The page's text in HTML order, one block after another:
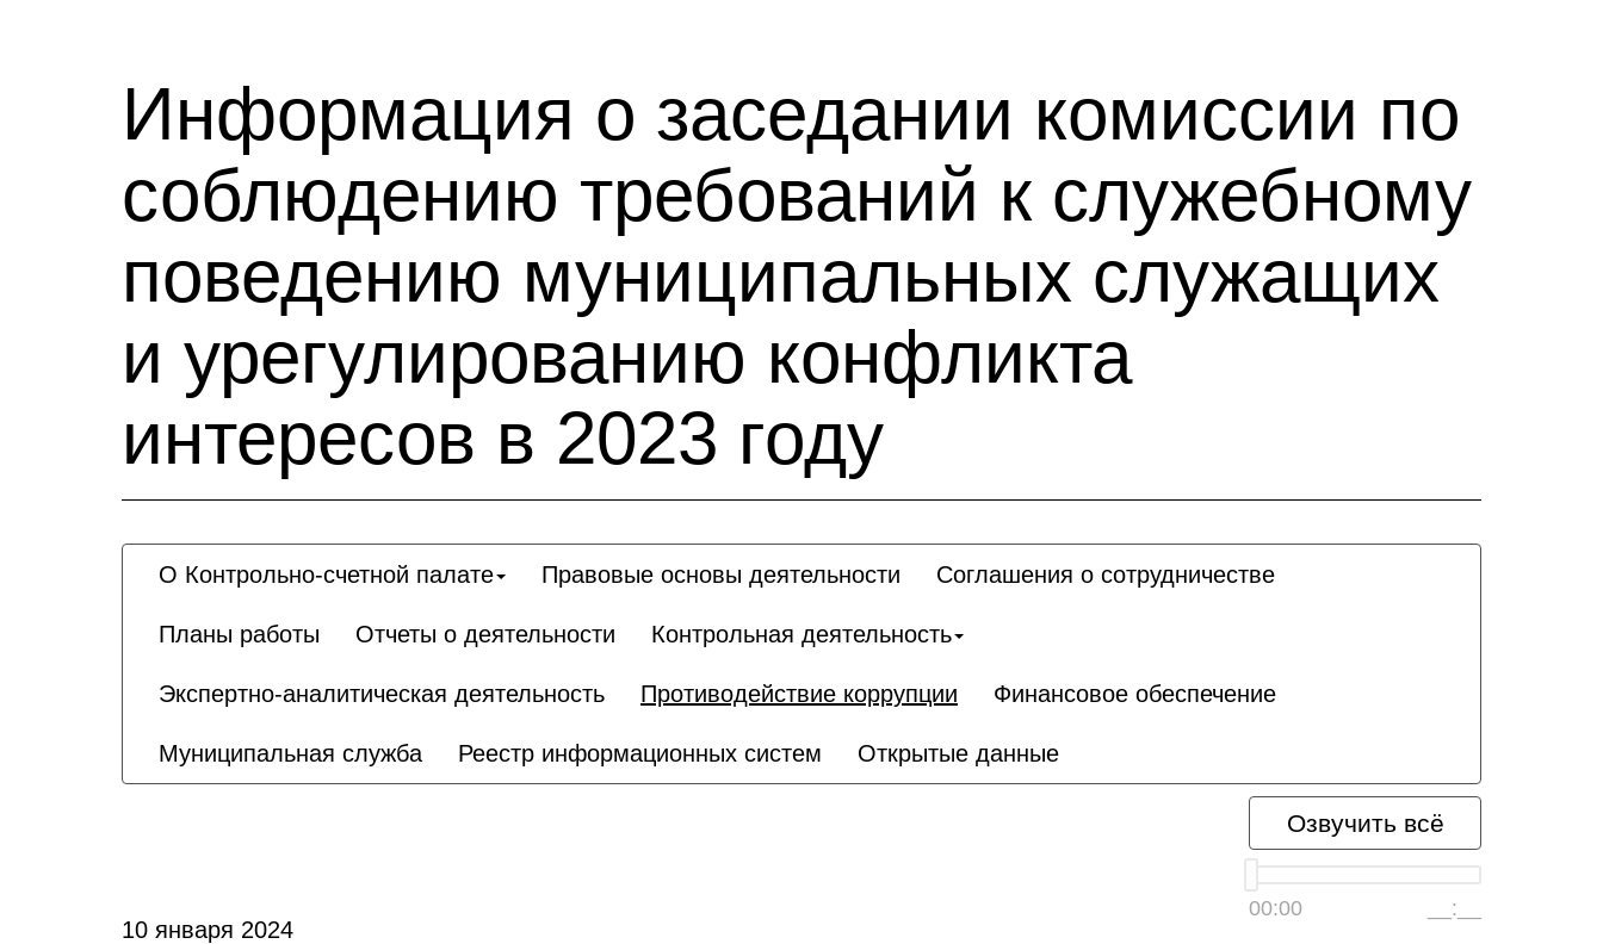
Информация о заседании комиссии по
соблюдению требований к служебному
поведению муниципальных служащих
и урегулированию конфликта
интересов в 2023 году
О Контрольно-счетной палате Правовые основы деятельности Соглашения о сотрудничестве
Планы работы Отчеты о деятельности Контрольная деятельность
Экспертно-аналитическая деятельность Противодействие коррупции Финансовое обеспечение
Муниципальная служба Реестр информационных систем Открытые данные
Озвучить всё
00:00 __:__
10 января 2024